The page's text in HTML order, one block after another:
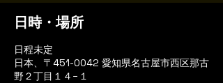
日時・場所
日程未定
日本、〒451-0042 愛知県名古屋市西区那古
野２丁目１４−１